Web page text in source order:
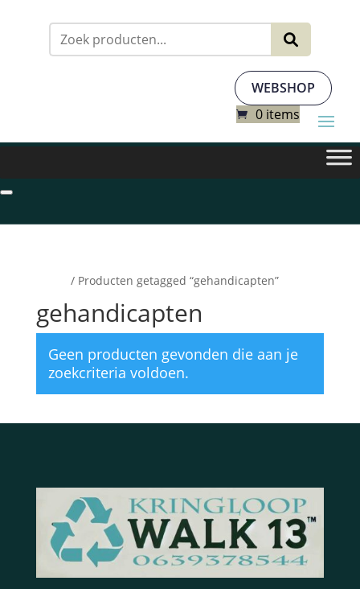
WEBSHOP
0 items
/ Producten getagged “gehandicapten”
gehandicapten
Geen producten gevonden die aan je
zoekcriteria voldoen.